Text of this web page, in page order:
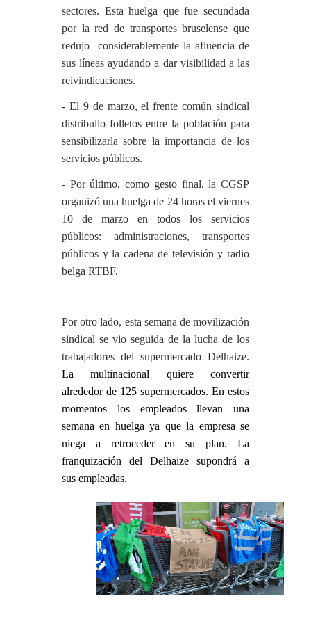
sectores. Esta huelga que fue secundada
por la red de transportes bruselense que
redujo considerablemente la afluencia de
sus líneas ayudando a dar visibilidad a las
reivindicaciones.
- El 9 de marzo, el frente común sindical
distribullo folletos entre la población para
sensibilizarla sobre la importancia de los
servicios públicos.
- Por último, como gesto final, la CGSP
organizó una huelga de 24 horas el viernes
10 de marzo en todos los servicios
públicos: administraciones, transportes
públicos y la cadena de televisión y radio
belga RTBF.
Por otro lado, esta semana de movilización
sindical se vio seguida de la lucha de los
trabajadores del supermercado Delhaize.
La multinacional quiere convertir
alrededor de 125 supermercados. En estos
momentos los empleados llevan una
semana en huelga ya que la empresa se
niega a retroceder en su plan. La
franquización del Delhaize supondrá a
sus empleadas.